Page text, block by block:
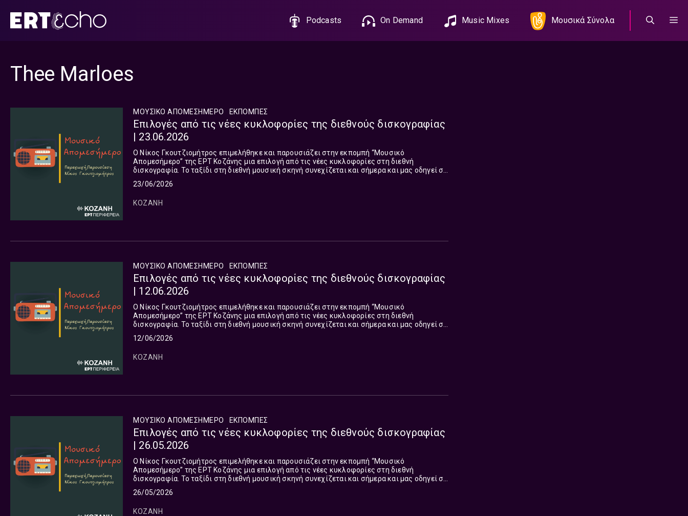
περιεχόμενο
Podcasts On Demand Music Mixes Μουσικά Σύνολα
Thee Marloes
ΜΟΥΣΙΚΟ ΑΠΟΜΕΣΗΜΕΡΟ ΕΚΠΟΜΠΈΣ
Επιλογές από τις νέες κυκλοφορίες της διεθνούς δισκογραφίας
| 23.06.2026
Ο Νίκος Γκουτζιομήτρος επιμελήθηκε και παρουσιάζει στην εκπομπή “Μουσικό
Απομεσήμερο” της ΕΡΤ Κοζάνης μια επιλογή από τις νέες κυκλοφορίες στη διεθνή
δισκογραφία. Το ταξίδι στη διεθνή μουσική σκηνή συνεχίζεται και σήμερα και μας οδηγεί σε
23/06/2026
ΚΟΖΑΝΗ
ΜΟΥΣΙΚΟ ΑΠΟΜΕΣΗΜΕΡΟ ΕΚΠΟΜΠΈΣ
Επιλογές από τις νέες κυκλοφορίες της διεθνούς δισκογραφίας
| 12.06.2026
Ο Νίκος Γκουτζιομήτρος επιμελήθηκε και παρουσιάζει στην εκπομπή “Μουσικό
Απομεσήμερο” της ΕΡΤ Κοζάνης μια επιλογή από τις νέες κυκλοφορίες στη διεθνή
δισκογραφία. Το ταξίδι στη διεθνή μουσική σκηνή συνεχίζεται και σήμερα και μας οδηγεί σε
12/06/2026
ΚΟΖΑΝΗ
ΜΟΥΣΙΚΟ ΑΠΟΜΕΣΗΜΕΡΟ ΕΚΠΟΜΠΈΣ
Επιλογές από τις νέες κυκλοφορίες της διεθνούς δισκογραφίας
| 26.05.2026
Ο Νίκος Γκουτζιομήτρος επιμελήθηκε και παρουσιάζει στην εκπομπή “Μουσικό
Απομεσήμερο” της ΕΡΤ Κοζάνης μια επιλογή από τις νέες κυκλοφορίες στη διεθνή
δισκογραφία. Το ταξίδι στη διεθνή μουσική σκηνή συνεχίζεται και σήμερα και μας οδηγεί σε
26/05/2026
ΚΟΖΑΝΗ